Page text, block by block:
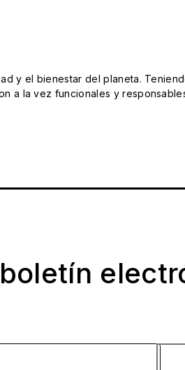
y el bienestar del planeta.
a la vez funcionales y